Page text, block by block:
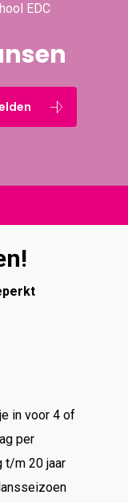
EDC
in voor 4 of
per
t/m 20 jaar